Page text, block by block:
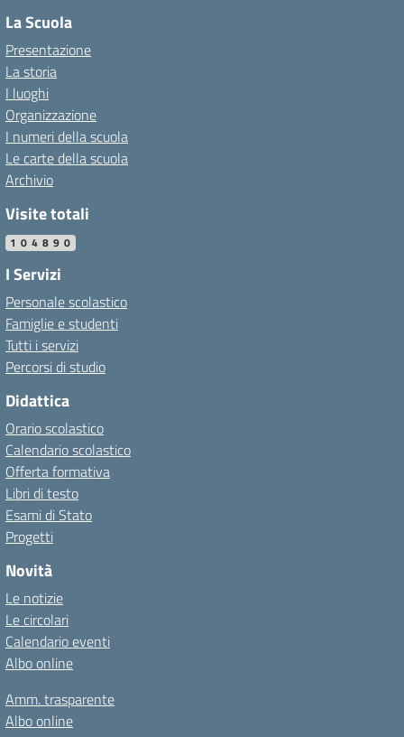
La Scuola
Presentazione
La storia
I luoghi
Organizzazione
I numeri della scuola
Le carte della scuola
Archivio
Visite totali
104890
I Servizi
Personale scolastico
Famiglie e studenti
Tutti i servizi
Percorsi di studio
Didattica
Orario scolastico
Calendario scolastico
Offerta formativa
Libri di testo
Esami di Stato
Progetti
Novità
Le notizie
Le circolari
Calendario eventi
Albo online
Amm. trasparente
Albo online